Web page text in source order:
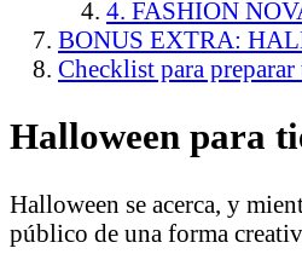
4. FASHION
BONUS EXTRA:
Checklist para
Halloween para
Halloween se acerca, y
público de una forma